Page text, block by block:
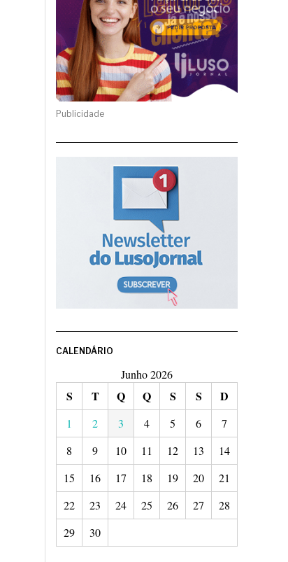
Publicidade
CALENDÁRIO
Junho 2026
S T Q Q S S D
1 2 3 4 5 6
7
8
9 10 11 12 13
14
15
16 17 18 19 20
21
22
23 24 25 26 27
28
29
30